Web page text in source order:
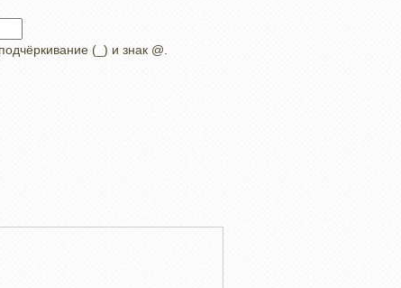
(_) и знак @.